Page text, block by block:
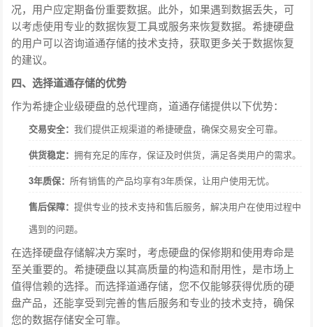
况，用户应定期备份重要数据。此外，如果遇到数据丢失，可
以考虑使用专业的数据恢复工具或服务来恢复数据。希捷硬盘
的用户可以咨询道通存储的技术支持，获取更多关于数据恢复
的建议。
四、选择道通存储的优势
作为希捷企业级硬盘的总代理商，道通存储提供以下优势：
交易安全：我们提供正规渠道的希捷硬盘，确保交易安全可靠。
供货稳定：拥有充足的库存，保证及时供货，满足各类用户的需求。
3年质保： 所有销售的产品均享有3年质保，让用户使用无忧。
售后保障：提供专业的技术支持和售后服务，解决用户在使用过程中
遇到的问题。
在选择硬盘存储解决方案时，考虑硬盘的保修期和使用寿命是
至关重要的。希捷硬盘以其高质量的构造和耐用性，是市场上
值得信赖的选择。而选择道通存储，您不仅能够获得优质的硬
盘产品，还能享受到完善的售后服务和专业的技术支持，确保
您的数据存储安全可靠。